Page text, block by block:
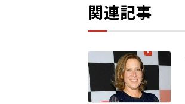
関連記事